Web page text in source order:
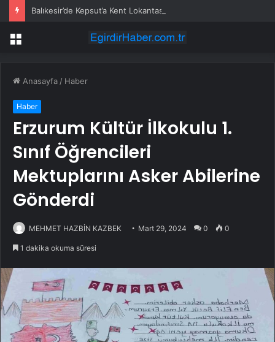
Balıkesir’de Kepsut’a Kent Lokantası ve altyapı desteği
Menü
Anasayfa / Haber
Haber
Erzurum Kültür İlkokulu 1.
Sınıf Öğrencileri
Mektuplarını Asker Abilerine
Gönderdi
MEHMET HAZBİN KAZBEK Mart 29, 2024 0 0
1 dakika okuma süresi